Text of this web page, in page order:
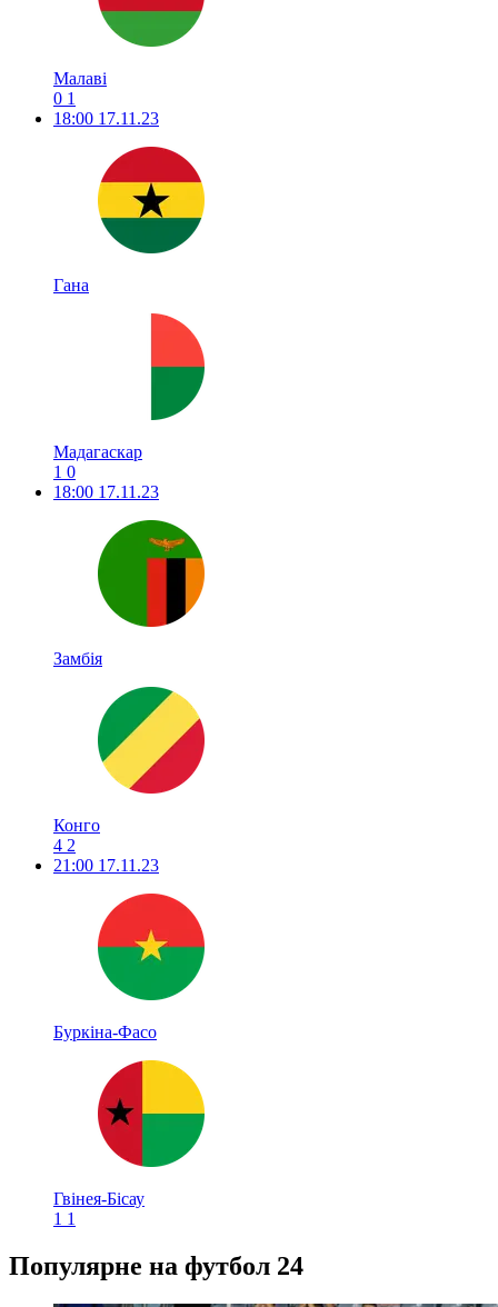
Малаві
0 1
18:00 17.11.23
Гана
Мадагаскар
1 0
18:00 17.11.23
Замбія
Конго
4 2
21:00 17.11.23
Буркіна-Фасо
Гвінея-Бісау
1 1
Популярне на футбол 24